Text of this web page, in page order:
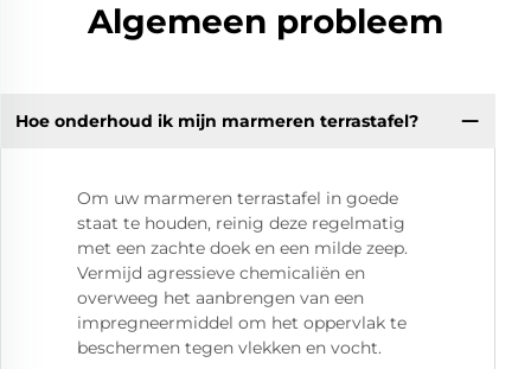
Algemeen probleem
Hoe onderhoud ik mijn marmeren terrastafel?
Om uw marmeren terrastafel in goede
staat te houden, reinig deze regelmatig
met een zachte doek en een milde zeep.
Vermijd agressieve chemicaliën en
overweeg het aanbrengen van een
impregneermiddel om het oppervlak te
beschermen tegen vlekken en vocht.